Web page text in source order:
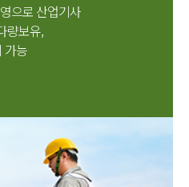
으로 산업기사
량보유,
가능